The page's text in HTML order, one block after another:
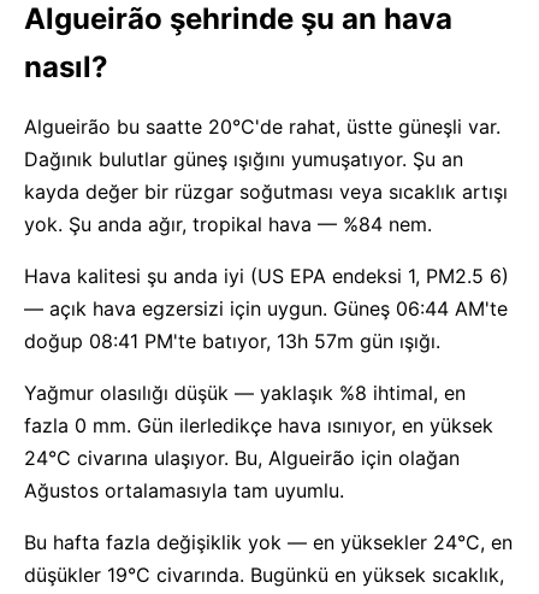
Algueirão şehrinde şu an hava
nasıl?
Algueirão bu saatte 20°C'de rahat, üstte güneşli var.
Dağınık bulutlar güneş ışığını yumuşatıyor. Şu an
kayda değer bir rüzgar soğutması veya sıcaklık artışı
yok. Şu anda ağır, tropikal hava — %84 nem.
Hava kalitesi şu anda iyi (US EPA endeksi 1, PM2.5 6)
— açık hava egzersizi için uygun. Güneş 06:44 AM'te
doğup 08:41 PM'te batıyor, 13h 57m gün ışığı.
Yağmur olasılığı düşük — yaklaşık %8 ihtimal, en
fazla 0 mm. Gün ilerledikçe hava ısınıyor, en yüksek
24°C civarına ulaşıyor. Bu, Algueirão için olağan
Ağustos ortalamasıyla tam uyumlu.
Bu hafta fazla değişiklik yok — en yüksekler 24°C, en
düşükler 19°C civarında. Bugünkü en yüksek sıcaklık,